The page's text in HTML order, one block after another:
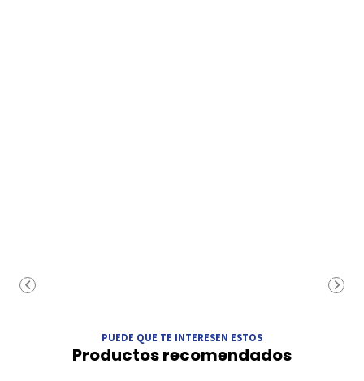
PUEDE QUE TE INTERESEN ESTOS
Productos recomendados